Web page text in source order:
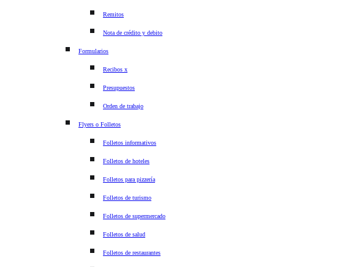
Remitos
Nota de crédito y debito
Formularios
Recibos x
Presupuestos
Orden de trabajo
Flyers o Folletos
Folletos informativos
Folletos de hoteles
Folletos para pizzería
Folletos de turismo
Folletos de supermercado
Folletos de salud
Folletos de restaurantes